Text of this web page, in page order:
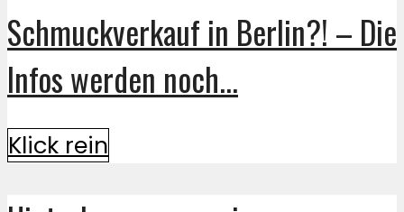
Schmuckverkauf in Berlin?! – Die
Infos werden noch...
Klick rein